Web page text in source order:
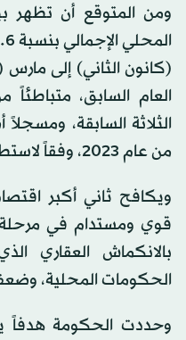
ومن المتوقع أن تظهر
(كانون الثاني) إلى مارس
الثلاثة السابقة،
من عام 2023، وفقاً لاستطلاع أجرته «رويترز».
ويكافح ثاني أكبر
بالانكماش العقاري
الحكومات المحلية،